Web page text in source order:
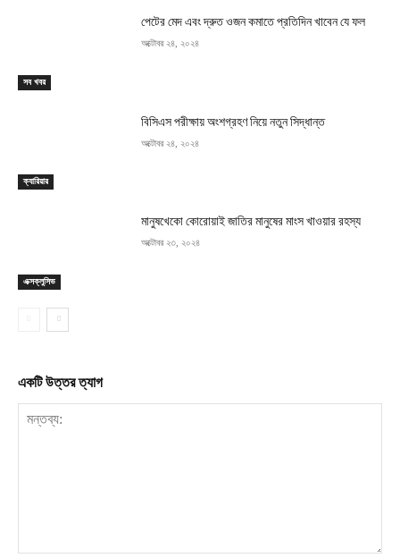
সব খবর
পেটের মেদ এবং দ্রুত ওজন কমাতে প্রতিদিন খাবেন যে ফল
অক্টোবর ২৪, ২০২৪
ক্যারিয়ার
বিসিএস পরীক্ষায় অংশগ্রহণ নিয়ে নতুন সিদ্ধান্ত
অক্টোবর ২৪, ২০২৪
এক্সক্লুসিভ
মানুষখেকো কোরোয়াই জাতির মানুষের মাংস খাওয়ার রহস্য
অক্টোবর ২৩, ২০২৪
একটি উত্তর ত্যাগ